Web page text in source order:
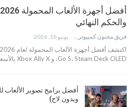
والحكم النهائي
فريق مجنون كمبيوتر يونيو 16, 2026
Go S، Steam Deck OLED، و Xbox Ally X بالأسعار.…
وبدون لاج)